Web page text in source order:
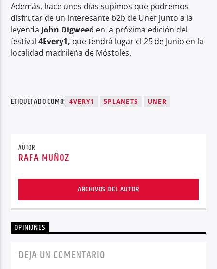
Además, hace unos días supimos que podremos
disfrutar de un interesante b2b de Uner junto a la
leyenda John Digweed en la próxima edición del
festival4Every1, que tendrá lugar el 25 de Junio en la
localidad madrileña de Móstoles.
ETIQUETADO COMO: 4VERY1 5PLANETS UNER
AUTOR
RAFA MUÑOZ
ARCHIVOS DEL AUTOR
OPINIONES
DEJA UN COMENTARIO